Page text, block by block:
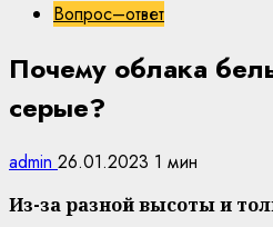
Вопрос–ответ
Почему облака
серые?
admin 26.01.2023 1 мин
Из-за разной высоты и